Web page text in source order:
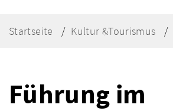
Startseite Kultur &Tourismus
Führung im